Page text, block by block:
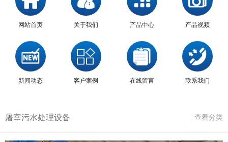
网站首页 关于我们 产品中心 产品视频
新闻动态 客户案例 在线留言 联系我们
屠宰污水处理设备 查看分类